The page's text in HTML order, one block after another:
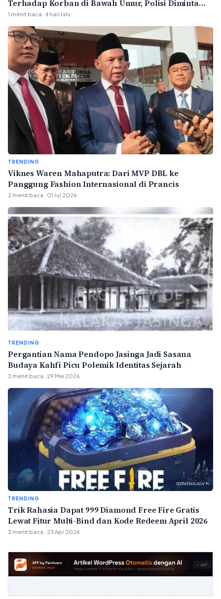
Terhadap Korban di Bawah Umur, Polisi Diminta
Bertindak Profesional
1 menit baca · 4 hari lalu
TRENDING
Viknes Waren Mahaputra: Dari MVP DBL ke
Panggung Fashion Internasional di Prancis
2 menit baca · 01 Jul 2026
TRENDING
Pergantian Nama Pendopo Jasinga Jadi Sasana
Budaya Kahfi Picu Polemik Identitas Sejarah
3 menit baca · 29 Mei 2026
TRENDING
Trik Rahasia Dapat 999 Diamond Free Fire Gratis
Lewat Fitur Multi-Bind dan Kode Redeem April 2026
3 menit baca · 23 Apr 2026